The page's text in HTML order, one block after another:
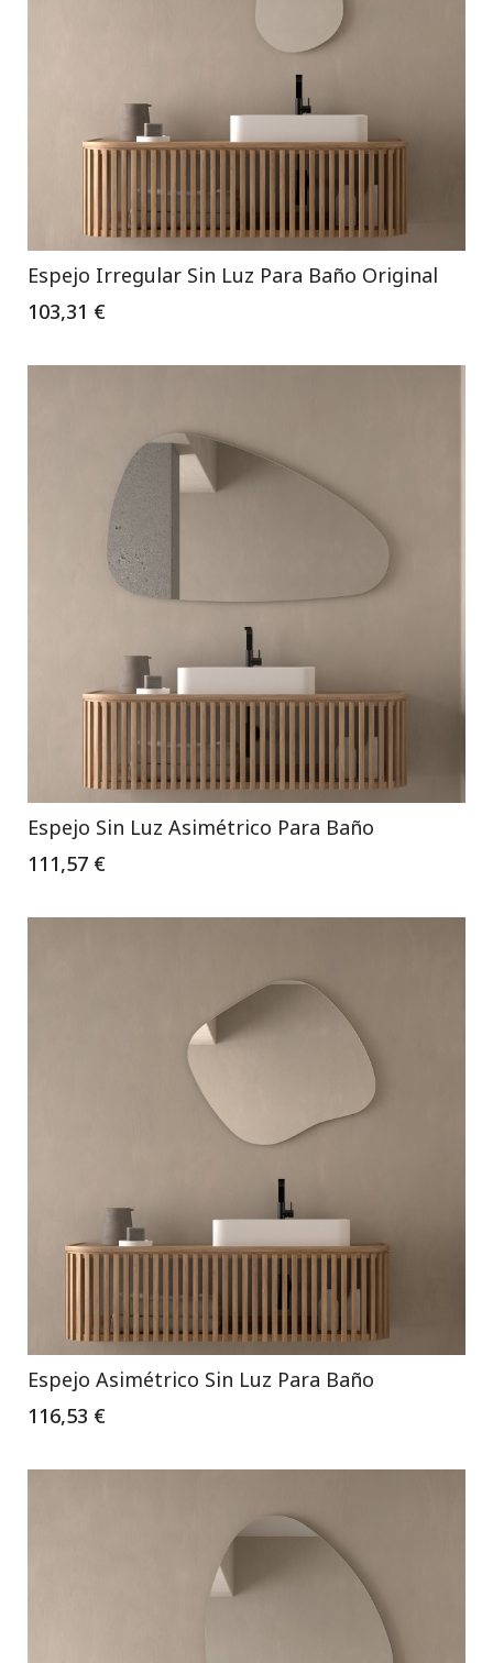
Espejo Irregular Sin Luz Para Baño Original
103,31 €
Espejo Sin Luz Asimétrico Para Baño
111,57 €
Espejo Asimétrico Sin Luz Para Baño
116,53 €